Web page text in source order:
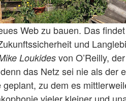
Web zu bauen. Das
und
Loukides von O’Reilly,
das Netz sei nie als der
zu dem es